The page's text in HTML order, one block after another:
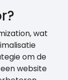
wat
om de
website